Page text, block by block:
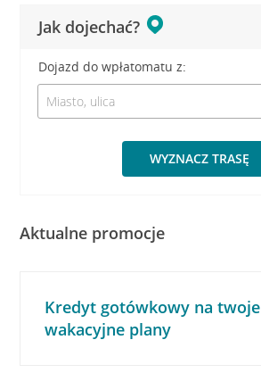
Jak dojechać?
Dojazd do wpłatomatu z:
WYZNACZ TRASĘ
Aktualne promocje
Kredyt gotówkowy na twoje
wakacyjne plany